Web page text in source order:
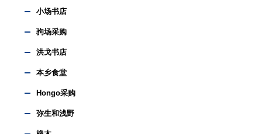
小场书店
驹场采购
洪戈书店
本乡食堂
Hongo采购
弥生和浅野